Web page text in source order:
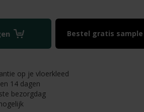
Bestel gratis sample
op je vloerkleed
14 dagen
bezorgdag